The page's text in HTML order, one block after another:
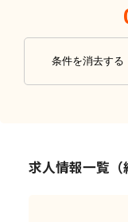
条件を消去する
求人情報一覧（